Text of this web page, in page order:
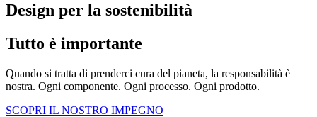
Design per la sostenibilità
Tutto è importante
Quando si tratta di prenderci cura del pianeta, la responsabilità è
nostra. Ogni componente. Ogni processo. Ogni prodotto.
SCOPRI IL NOSTRO IMPEGNO